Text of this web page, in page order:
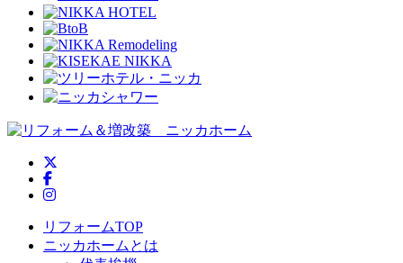
ニッカホーム公式Facebook
ニッカホーム公式Instagram
リフォームTOP
ニッカホームとは